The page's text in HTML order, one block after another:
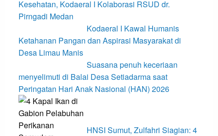
Kesehatan, Kodaeral I Kolaborasi RSUD dr.
Pirngadi Medan‎
Kodaeral I Kawal Humanis
Ketahanan Pangan dan Aspirasi Masyarakat di
Desa Limau Manis
Suasana penuh keceriaan
menyelimuti di Balai Desa Setiadarma saat
Peringatan Hari Anak Nasional (HAN) 2026
HNSI Sumut, Zulfahri Siagian: 4